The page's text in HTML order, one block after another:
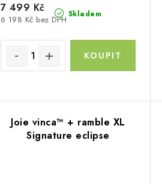
Skladem
6 198 Kč bez DPH
7 499 Kč
Joie vinca™ + ramble XL
Signature eclipse